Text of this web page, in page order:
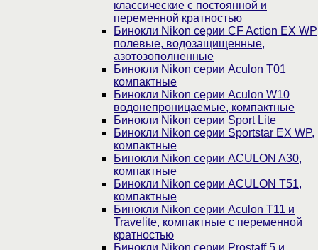
классические с постоянной и
переменной кратностью
Бинокли Nikon серии СF Action EX WP
полевые, водозащищенные,
азотозополненные
Бинокли Nikon серии Aculon T01
компактные
Бинокли Nikon серии Aculon W10
водонепроницаемые, компактные
Бинокли Nikon серии Sport Lite
Бинокли Nikon серии Sportstar EX WP,
компактные
Бинокли Nikon серии ACULON A30,
компактные
Бинокли Nikon серии ACULON Т51,
компактные
Бинокли Nikon серии Aculon T11 и
Travelite, компактные с переменной
кратностью